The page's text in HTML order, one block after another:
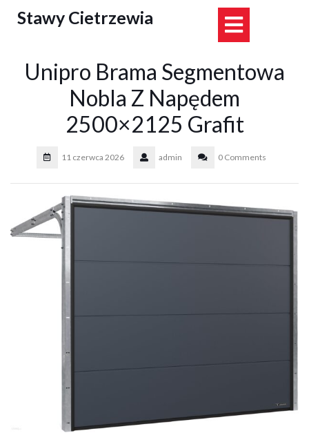
Stawy Cietrzewia
Unipro Brama Segmentowa
Nobla Z Napędem
2500×2125 Grafit
11 czerwca 2026 admin 0 Comments